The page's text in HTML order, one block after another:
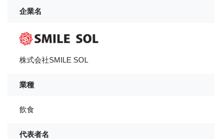
企業名
株式会社SMILE SOL
業種
飲食
代表者名